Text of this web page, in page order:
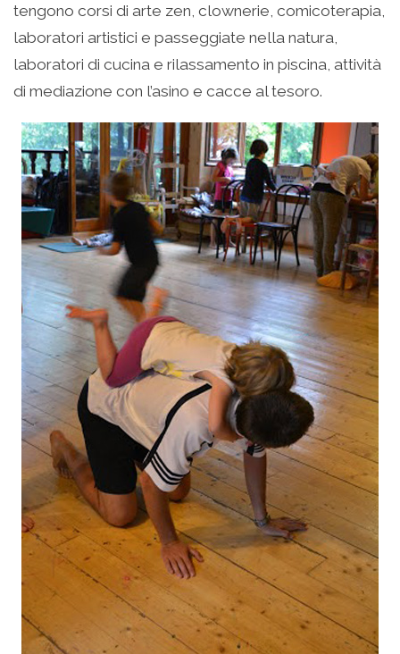
tengono corsi di arte zen, clownerie, comicoterapia,
laboratori artistici e passeggiate nella natura,
laboratori di cucina e rilassamento in piscina, attività
di mediazione con l’asino e cacce al tesoro.